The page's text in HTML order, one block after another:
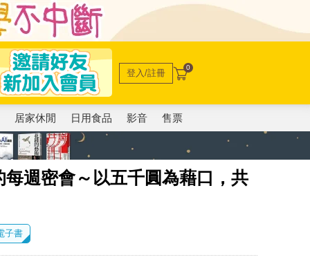
登入/註冊 0
居家休閒 日用食品 影音 售票
週密會～以五千圓為藉口，共
子書